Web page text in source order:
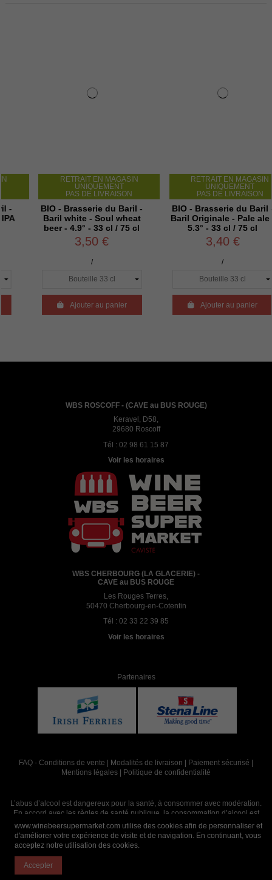
EN MAGASIN
du Baril -
- Soul wheat
- 33 cl / 75 cl
RETRAIT EN MAGASIN
PAS DE LIVRAISON
BIO - Brasserie du Baril -
Baril Originale - Pale ale -
5.3° - 33 cl / 75 cl

PAS
BIO -
Bavette -

WBS ROSCOFF - (CAVE au BUS ROUGE)
Keravel, D58,
29680 Roscoff
Tél : 02 98 61 15 87
Voir les horaires
WBS CHERBOURG (LA GLACERIE) -
CAVE au BUS ROUGE
Les Rouges Terres,
50470 Cherbourg-en-Cotentin
Tél : 02 33 22 39 85
Voir les horaires
Partenaires
FAQ - Conditions de vente Modalités de livraison Paiement sécurisé
Mentions légales
Politique de confidentialité
L’abus d’alcool est dangereux pour la santé, à consommer avec modération.
En accord avec les règles de santé publique, la consommation d’alcool est
interdite aux mineurs, strictement réservée aux adultes de 18 ans et plus
www.winebeersupermarket.com utilise des cookies afin de personnaliser et
d'améliorer votre expérience de visite et de navigation. En continuant, vous
acceptez notre utilisation des cookies.
Accepter